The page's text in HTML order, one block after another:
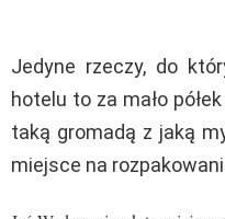
Jedyne rzeczy, do
hotelu to za mało
taką gromadą z jaką
miejsce na